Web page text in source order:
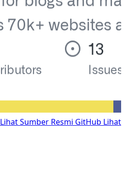
Lihat Sumber Resmi GitHub Lihat